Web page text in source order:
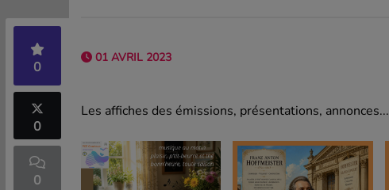
0
0
0
01 AVRIL 2023
Les affiches des émissions, présentations, annonces...